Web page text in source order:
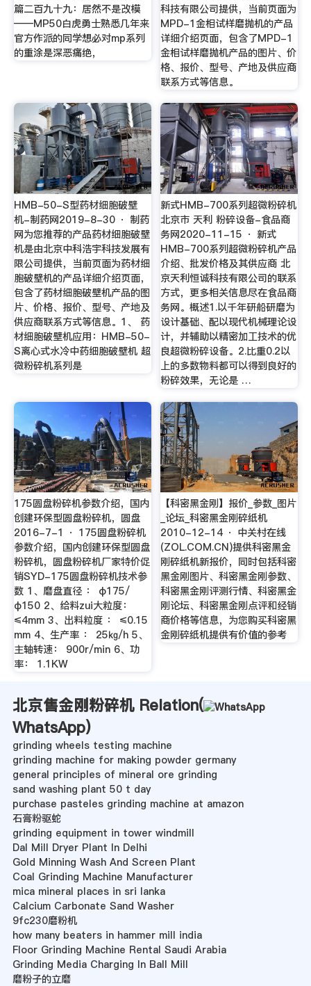
篇二百九十九：居然不是改模
——MP50白虎勇士熟悉几年来
官方作派的同学想必对mp系列
的重涂是深恶痛绝，
科技有限公司提供，当前页面为
MPD-1金相试样磨抛机的产品
详细介绍页面，包含了MPD-1
金相试样磨抛机产品的图片、价
格、报价、型号、产地及供应商
联系方式等信息。
HMB-50-S型药材细胞破壁
机-制药网2019-8-30 · 制药
网为您推荐的产品药材细胞破壁
机是由北京中科浩宇科技发展有
限公司提供，当前页面为药材细
胞破壁机的产品详细介绍页面，
包含了药材细胞破壁机产品的图
片、价格、报价、型号、产地及
供应商联系方式等信息。1、 药
材细胞破壁机应用：HMB-50-
S离心式水冷中药细胞破壁机 超
微粉碎机系列是
新式HMB-700系列超微粉碎机
北京市 天利 粉碎设备-食品商
务网2020-11-15 · 新式
HMB-700系列超微粉碎机产品
介绍、批发价格及其供应商 北
京天利恒诚科技有限公司的联系
方式，更多相关信息尽在食品商
务网。概述1.以千年研船研磨为
设计基础、配以现代机械理论设
计，并辅助以精密加工技术的优
良超微粉碎设备。2.比重0.2以
上的多数物料都可以得到良好的
粉碎效果，无论是 …
175圆盘粉碎机参数介绍，国内
创建环保型圆盘粉碎机，圆盘
2016-7-1 · 175圆盘粉碎机
参数介绍，国内创建环保型圆盘
粉碎机，圆盘粉碎机厂家特价促
销SYD-175圆盘粉碎机技术参
数 1、磨盘直径 ： φ175/
φ150 2、给料zui大粒度：
≤4mm 3、出料粒度 ： ≤0.15
mm 4、生产率 ： 25㎏/h 5、
主轴转速： 900r/min 6、功
率： 1.1KW
【科密黑金刚】报价_参数_图片
_论坛_科密黑金刚碎纸机
2010-12-14 · 中关村在线
(ZOL.COM.CN)提供科密黑金
刚碎纸机新报价，同时包括科密
黑金刚图片、科密黑金刚参数、
科密黑金刚评测行情、科密黑金
刚论坛、科密黑金刚点评和经销
商价格等信息，为您购买科密黑
金刚碎纸机提供有价值的参考
北京售金刚粉碎机 Relation(
WhatsApp)
grinding wheels testing machine
grinding machine for making powder germany
general principles of mineral ore grinding
sand washing plant 50 t day
purchase pasteles grinding machine at amazon
石膏粉驱蛇
grinding equipment in tower windmill
Dal Mill Dryer Plant In Delhi
Gold Minning Wash And Screen Plant
Coal Grinding Machine Manufacturer
mica mineral places in sri lanka
Calcium Carbonate Sand Washer
9fc230磨粉机
how many beaters in hammer mill india
Floor Grinding Machine Rental Saudi Arabia
Grinding Media Charging In Ball Mill
磨粉子的立磨